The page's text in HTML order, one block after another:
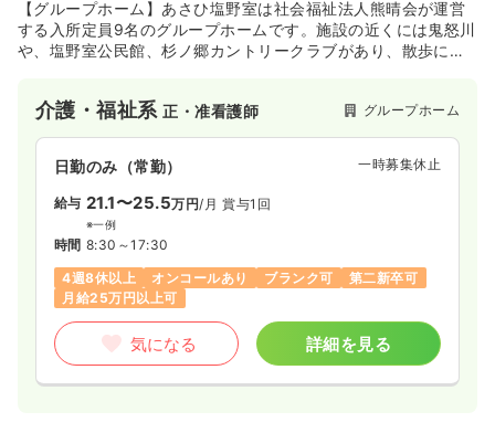
【グループホーム】あさひ塩野室は社会福祉法人熊晴会が運営
する入所定員9名のグループホームです。施設の近くには鬼怒川
や、塩野室公民館、杉ノ郷カントリークラブがあり、散歩にも
ービスを日々提供しています。
介護・福祉系正・准看護師 グループホーム
日勤のみ（常勤） 一時募集休止
給与 21.1〜25.5万円/月 賞与1回
※一例
時間 8:30～17:30
4週8休以上
オンコールあり ブランク可
第二新卒可
月給25万円以上可
気になる 詳細を見る